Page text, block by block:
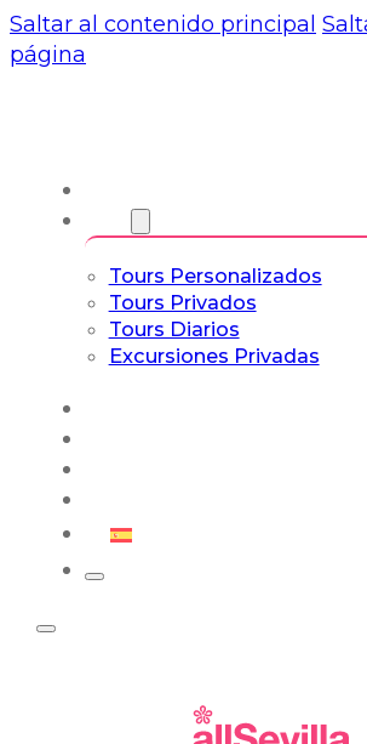
Saltar al contenido principal
página
Tours Personalizados
Tours Privados
Tours Diarios
Excursiones Privadas